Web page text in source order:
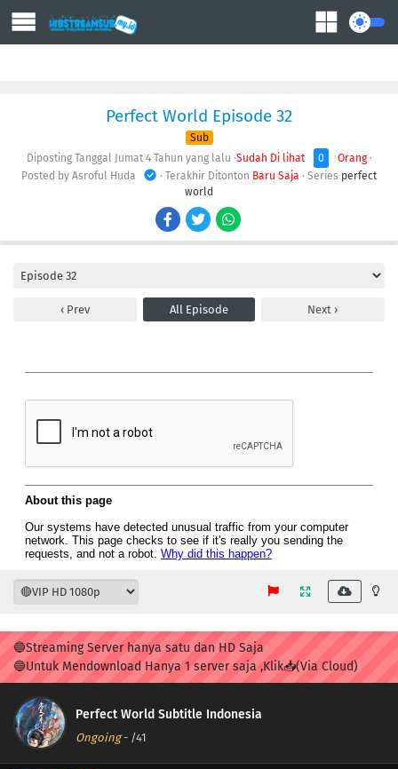
Perfect World Episode 32
Sub
Diposting Tanggal Jumat 4 Tahun yang lalu ·Sudah Di lihat 0 Orang·
Posted by Asroful Huda
· Terakhir Ditonton Baru Saja · Series perfect
world
Prev All Episode Next
🔵Streaming Server hanya satu dan HD Saja
🔵Untuk Mendownload Hanya 1 server saja ,Klik📥(Via Cloud)
Perfect World Subtitle Indonesia
Ongoing- /41